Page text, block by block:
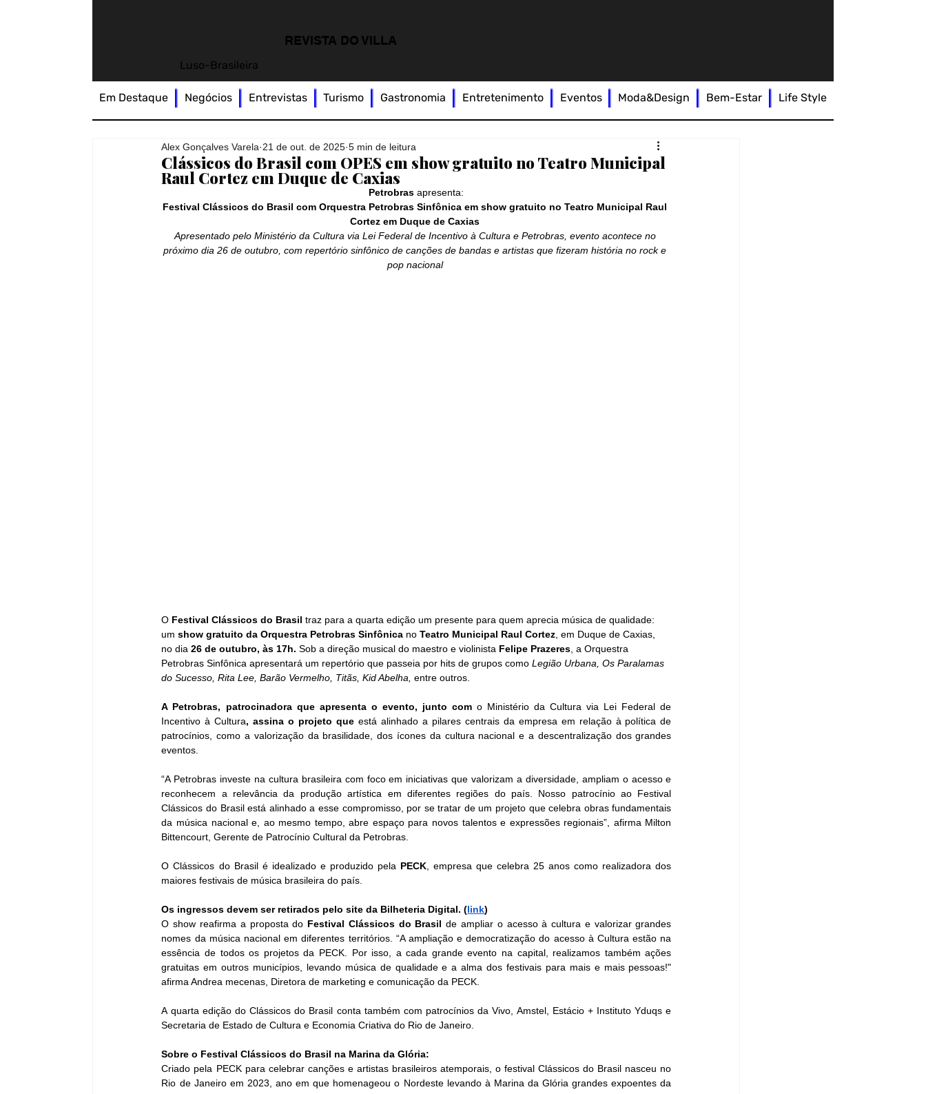
REVISTA DO VILLA
Luso-Brasileira
Clássicos do Brasil com OPES em show gratuito no Teatro Municipal
Raul Cortez em Duque de Caxias
Alex Gonçalves Varela 21 de out. de 2025 5 min de leitura
Petrobras apresenta:
Festival Clássicos do Brasil com Orquestra Petrobras Sinfônica em show gratuito no Teatro Municipal Raul
Cortez em Duque de Caxias
Apresentado pelo Ministério da Cultura via Lei Federal de Incentivo à Cultura e Petrobras, evento acontece no
próximo dia 26 de outubro, com repertório sinfônico de canções de bandas e artistas que fizeram história no rock e
pop nacional
O Festival Clássicos do Brasil traz para a quarta edição um presente para quem aprecia música de qualidade:
um show gratuito da Orquestra Petrobras Sinfônica no Teatro Municipal Raul Cortez , em Duque de Caxias,
no dia 26 de outubro, às 17h. Sob a direção musical do maestro e violinista Felipe Prazeres , a Orquestra
Petrobras Sinfônica apresentará um repertório que passeia por hits de grupos como Legião Urbana, Os Paralamas
do Sucesso, Rita Lee, Barão Vermelho, Titãs, Kid Abelha, entre outros.
A Petrobras, patrocinadora que apresenta o evento, junto com o Ministério da Cultura via Lei Federal de
Incentivo à Cultura, assina o projeto que está alinhado a pilares centrais da empresa em relação à política de
patrocínios, como a valorização da brasilidade, dos ícones da cultura nacional e a descentralização dos grandes
eventos.
“A Petrobras investe na cultura brasileira com foco em iniciativas que valorizam a diversidade, ampliam o acesso e
reconhecem a relevância da produção artística em diferentes regiões do país. Nosso patrocínio ao Festival
Clássicos do Brasil está alinhado a esse compromisso, por se tratar de um projeto que celebra obras fundamentais
da música nacional e, ao mesmo tempo, abre espaço para novos talentos e expressões regionais”, afirma Milton
Bittencourt, Gerente de Patrocínio Cultural da Petrobras.
O Clássicos do Brasil é idealizado e produzido pela PECK, empresa que celebra 25 anos como realizadora dos
maiores festivais de música brasileira do país.
Os ingressos devem ser retirados pelo site da Bilheteria Digital. (link)
O show reafirma a proposta do Festival Clássicos do Brasil de ampliar o acesso à cultura e valorizar grandes
nomes da música nacional em diferentes territórios. “A ampliação e democratização do acesso à Cultura estão na
essência de todos os projetos da PECK. Por isso, a cada grande evento na capital, realizamos também ações
gratuitas em outros municípios, levando música de qualidade e a alma dos festivais para mais e mais pessoas!"
afirma Andrea mecenas, Diretora de marketing e comunicação da PECK.
A quarta edição do Clássicos do Brasil conta também com patrocínios da Vivo, Amstel, Estácio + Instituto Yduqs e
Secretaria de Estado de Cultura e Economia Criativa do Rio de Janeiro.
Sobre o Festival Clássicos do Brasil na Marina da Glória:
Criado pela PECK para celebrar canções e artistas brasileiros atemporais, o festival Clássicos do Brasil nasceu no
Rio de Janeiro em 2023, ano em que homenageou o Nordeste levando à Marina da Glória grandes expoentes da
Em Destaque Negócios Entrevistas Turismo Gastronomia Entretenimento Eventos Moda&Design Bem-Estar Life Style